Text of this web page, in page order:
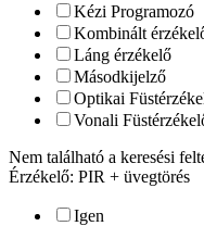
Kézi Programozó
Kombinált
Láng érzékelő
Másodkijelző
Optikai
Vonali
Nem található a keresési
Érzékelő: PIR + üvegtörés
Igen